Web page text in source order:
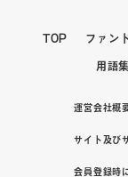
TOP ファン
用語集
運営会社概
サイト及び
会員登録時